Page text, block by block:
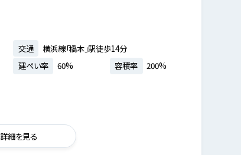
交通
横浜線「橋本」駅徒歩14分
建ぺい率 60% 容積率 200%
詳細を見る